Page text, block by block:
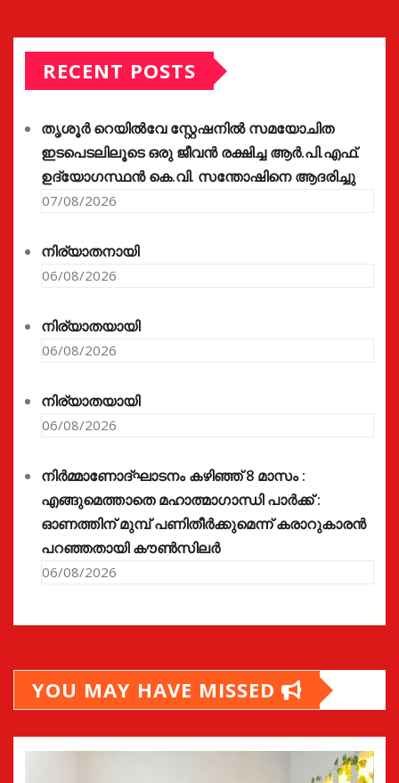
RECENT POSTS
തൃശൂർ റെയിൽവേ സ്റ്റേഷനിൽ സമയോചിത
ഇടപെടലിലൂടെ ഒരു ജീവൻ രക്ഷിച്ച ആർ.പി.എഫ്.
ഉദ്യോഗസ്ഥൻ കെ.വി. സന്തോഷിനെ ആദരിച്ചു
07/08/2026
നിര്യാതനായി
06/08/2026
നിര്യാതയായി
06/08/2026
നിര്യാതയായി
06/08/2026
നിർമ്മാണോദ്ഘാടനം കഴിഞ്ഞ് 8 മാസം :
എങ്ങുമെത്താതെ മഹാത്മാഗാന്ധി പാർക്ക് :
ഓണത്തിന് മുമ്പ് പണിതീർക്കുമെന്ന് കരാറുകാരൻ
പറഞ്ഞതായി കൗൺസിലർ
06/08/2026
YOU MAY HAVE MISSED